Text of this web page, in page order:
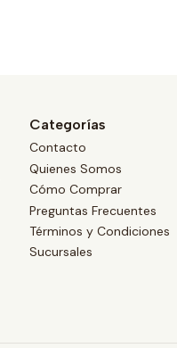
Categorías
Contacto
Quienes Somos
Cómo Comprar
Preguntas Frecuentes
Términos y Condiciones
Sucursales